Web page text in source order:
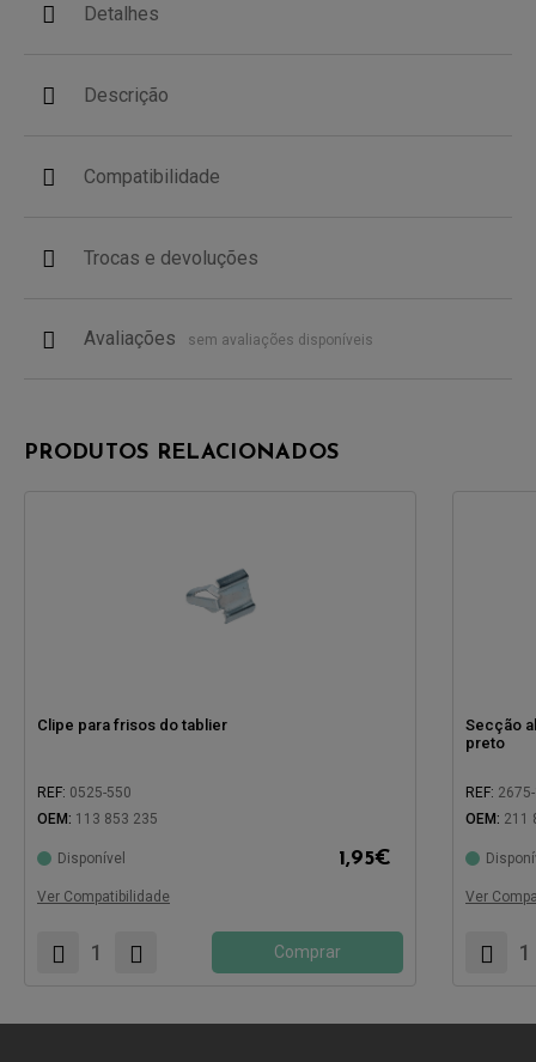
Detalhes
Descrição
Compatibilidade
Trocas e devoluções
Avaliações sem avaliações disponíveis
PRODUTOS RELACIONADOS
Clipe para frisos do tablier
REF: 0525-550
OEM: 113 853 235
Disponível 1,95€
Ver Compatibilidade
Comprar
Secção
preto
REF:
OEM: 211
Ver